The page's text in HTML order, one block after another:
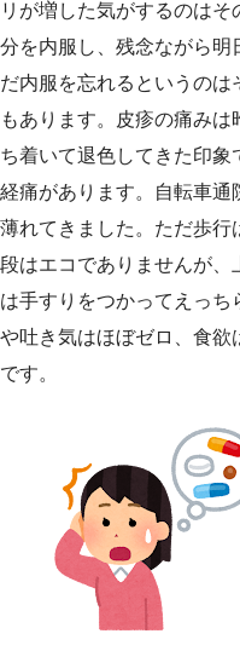
リが増した気がするのは
分を内服し、残念ながら明
だ内服を忘れるというの
もあります。皮疹の痛み
ち着いて退色してきた印
経痛があります。自転車
薄れてきました。ただ歩
段はエコでありませんが、
は手すりをつかってえっ
や吐き気はほぼゼロ、食欲
です。